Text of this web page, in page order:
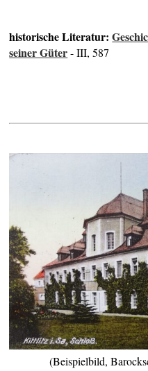
historische Literatur:
seiner Güter- III, 587
(Beispielbild,